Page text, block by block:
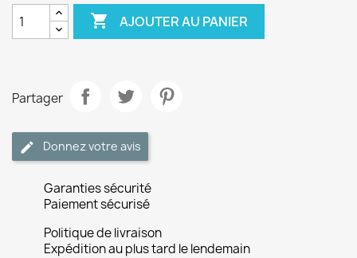
 AJOUTER AU PANIER
Partager
Donnez votre avis
Garanties sécurité
Paiement sécurisé
Politique de livraison
Expédition au plus tard le lendemain